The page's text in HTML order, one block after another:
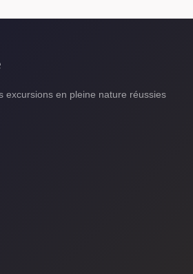
excursions en pleine nature réussies